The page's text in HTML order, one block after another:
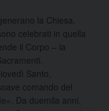
la Chiesa,
celebrati in quella
il Corpo – la
Santo,
comando del
Da duemila anni,